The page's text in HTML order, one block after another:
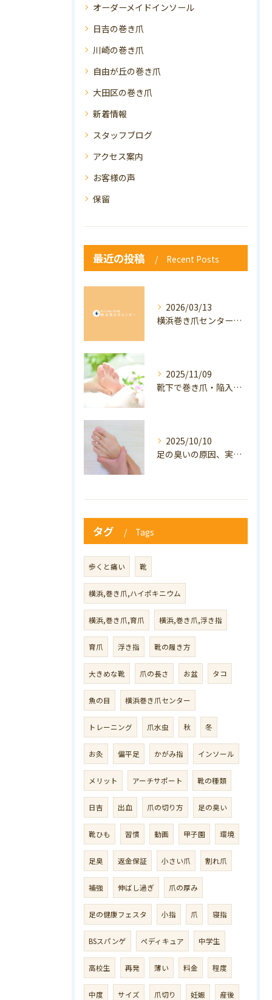
オーダーメイドインソール
日吉の巻き爪
川崎の巻き爪
自由が丘の巻き爪
大田区の巻き爪
新着情報
スタッフブログ
アクセス案内
お客様の声
保留
最近の投稿 Recent Posts
2026/03/13
横浜巻き爪センター：専門家が答える「巻き爪・陥入爪」Q&A
2025/11/09
靴下で巻き爪・陥入爪の予防はできる？おすすめの靴下を紹介！
2025/10/10
足の臭いの原因、実は巻き爪かも？ニオイ対策と予防のポイントも解説！
タグ Tags
歩くと痛い 靴
横浜,巻き爪,ハイポキニウム
横浜,巻き爪,育爪 横浜,巻き爪,浮き指
育爪 浮き指 靴の履き方
大きめな靴 爪の長さ お盆 タコ
魚の目 横浜巻き爪センター
トレーニング 爪水虫 秋 冬
お灸 偏平足 かがみ指 インソール
メリット アーチサポート 靴の種類
日吉 出血 爪の切り方 足の臭い
靴ひも 習慣 動画 甲子園 環境
足臭 返金保証 小さい爪 割れ爪
補強 伸ばし過ぎ 爪の厚み
足の健康フェスタ 小指 爪 寝指
BSスパンゲ ペディキュア 中学生
高校生 再発 薄い 料金 程度
中度 サイズ 爪切り 妊娠 産後